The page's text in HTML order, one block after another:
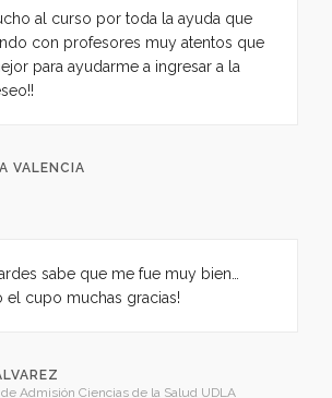
al curso por toda la ayuda que
con profesores muy atentos que
para ayudarme a ingresar a la
VALENCIA
sabe que me fue muy bien…
el cupo muchas gracias!
Admisión Ciencias de la Salud UDLA